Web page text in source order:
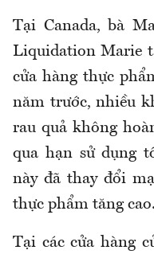
Tại Canada, bà
Liquidation Marie
cửa hàng thực
năm trước, nhiều
rau quả không
qua hạn sử dụng
này đã thay đổi
thực phẩm tăng cao.
Tại các cửa hàng